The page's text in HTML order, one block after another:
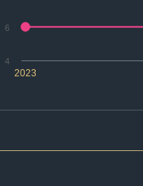
2023
4
6